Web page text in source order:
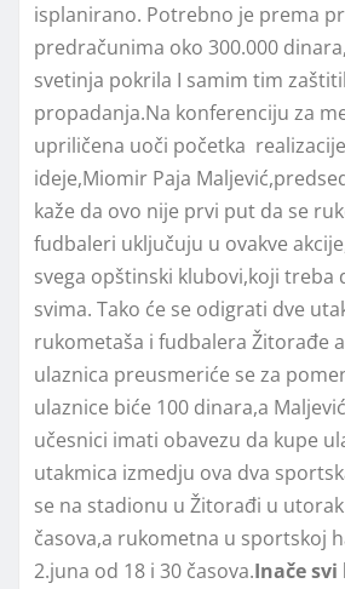
isplanirano. Potrebno je prema
predračunima oko 300.000
svetinja pokrila I samim tim
propadanja.Na konferenciju za
upriličena uoči početka
ideje,Miomir Paja
kaže da ovo nije prvi put da se
fudbaleri uključuju u ovakve
svega opštinski klubovi,koji
svima. Tako će se odigrati dve
rukometaša i fudbalera Žitorađe
ulaznica preusmeriće se za
ulaznice biće 100 dinara,a
učesnici imati obavezu da kupe
utakmica izmedju ova dva
se na stadionu u Žitorađi u
časova,a rukometna u sportskoj
2.juna od 18 i 30 časova.Inače svi